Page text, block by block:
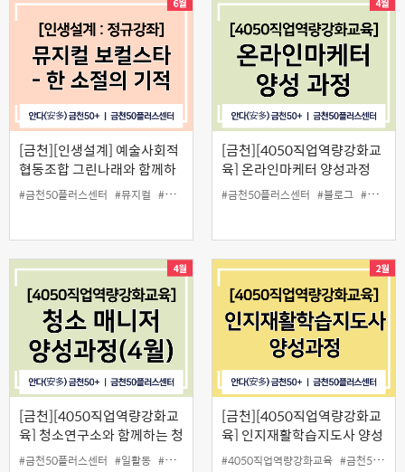
[금천][인생설계] 예술사회적
협동조합 그린나래와 함께하
는 뮤지컬 보컬스타 - 한 소절
의 기적
#금천50플러스센터 #뮤지컬 #보컬 #정규강좌
[금천][4050직업역량강화교
육] 온라인마케터 양성과정
#금천50플러스센터 #블로그 #온라인마케터
[금천][4050직업역량강화교
육] 청소연구소와 함께하는 청
소매니저 양성과정(4월)
#금천50플러스센터 #일활동 #청소매니저 #청소연구소
[금천][4050직업역량강화교
육] 인지재활학습지도사 양성
과정
#4050직업역량강화교육 #금천50플러스센터